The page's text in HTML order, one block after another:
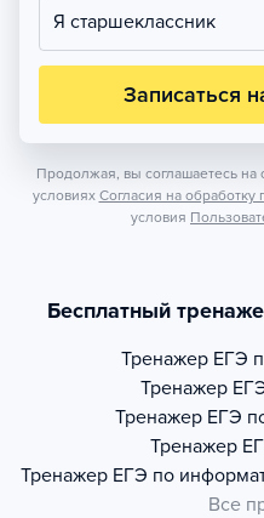
Я старшеклассник
Записаться
Продолжая, вы соглашаетесь на
условиях Согласия на
условия
Бесплатный
Тренажер ЕГЭ
Тренажер
Тренажер ЕГЭ
Тренажер
Тренажер ЕГЭ по
Все